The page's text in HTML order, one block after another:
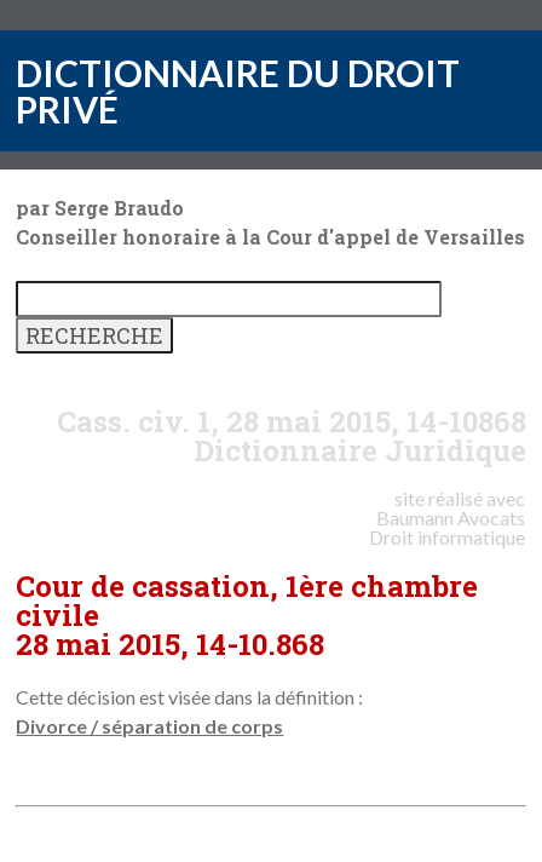
DICTIONNAIRE DU DROIT
PRIVÉ
par Serge Braudo
Conseiller honoraire à la Cour d'appel de Versailles
Cass. civ. 1, 28 mai 2015, 14-10868
Dictionnaire Juridique
site réalisé avec
Baumann Avocats
Droit informatique
Cour de cassation, 1ère chambre
civile
28 mai 2015, 14-10.868
Cette décision est visée dans la définition :
Divorce / séparation de corps